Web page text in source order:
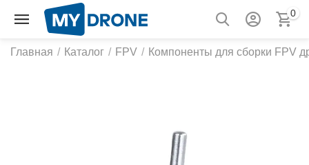
0
Главная / Каталог / FPV / Компоненты для сборки FPV